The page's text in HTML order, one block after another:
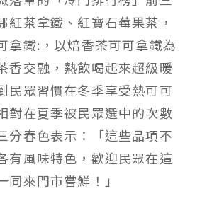
紅茶拿鐵、紅寶石莓果茶，
拿鐵:，以焙香茶可可拿鐵為
香交融，熱飲喝起來超級暖
民眾習慣在冬季享受熱可可
對在夏季被民眾選中的次數
分春色表示：「這些品項不
有風味特色，歡迎民眾在這
同來門市嘗鮮！」